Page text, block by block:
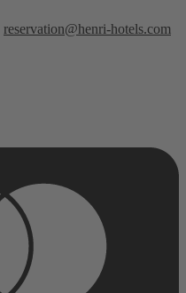
reservation@henri-hotels.com